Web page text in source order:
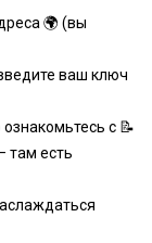
🌍 (вы
ваш ключ
с 📝
там есть